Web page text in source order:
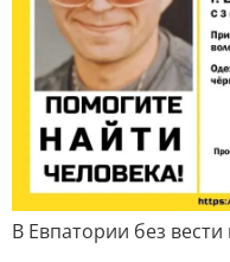
В Евпатории без